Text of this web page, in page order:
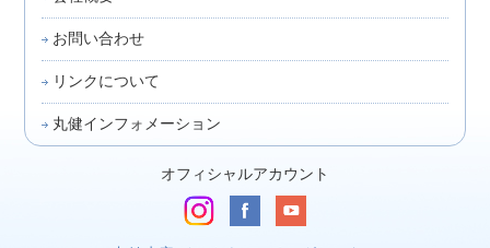
お問い合わせ
リンクについて
丸健インフォメーション
オフィシャルアカウント